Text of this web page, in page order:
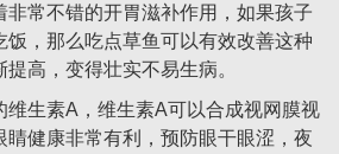
非常不错的开胃滋补作用，如果孩子
饭，那么吃点草鱼可以有效改善这种
高，变得壮实不易生病。
生素A，维生素A可以合成视网膜视
睛健康非常有利，预防眼干眼涩，夜